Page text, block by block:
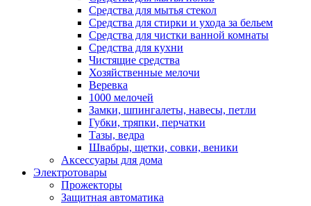
Средства для мытья стекол
Средства для стирки и ухода за бельем
Средства для чистки ванной комнаты
Средства для кухни
Чистящие средства
Хозяйственные мелочи
Веревка
1000 мелочей
Замки, шпингалеты, навесы, петли
Губки, тряпки, перчатки
Тазы, ведра
Швабры, щетки, совки, веники
Аксессуары для дома
Электротовары
Прожекторы
Защитная автоматика